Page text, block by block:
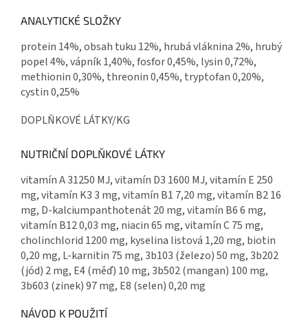
ANALYTICKÉ SLOŽKY
protein 14%, obsah tuku 12%, hrubá vláknina 2%, hrubý
popel 4%, vápník 1,40%, fosfor 0,45%, lysin 0,72%,
methionin 0,30%, threonin 0,45%, tryptofan 0,20%,
cystin 0,25%
DOPLŇKOVÉ LÁTKY/KG
NUTRIČNÍ DOPLŇKOVÉ LÁTKY
vitamín A 31250 MJ, vitamín D3 1600 MJ, vitamín E 250
mg, vitamín K3 3 mg, vitamín B1 7,20 mg, vitamín B2 16
mg, D-kalciumpanthotenát 20 mg, vitamín B6 6 mg,
vitamín B12 0,03 mg, niacin 65 mg, vitamín C 75 mg,
cholinchlorid 1200 mg, kyselina listová 1,20 mg, biotin
0,20 mg, L-karnitin 75 mg, 3b103 (železo) 50 mg, 3b202
(jód) 2 mg, E4 (měď) 10 mg, 3b502 (mangan) 100 mg,
3b603 (zinek) 97 mg, E8 (selen) 0,20 mg
NÁVOD K POUŽITÍ